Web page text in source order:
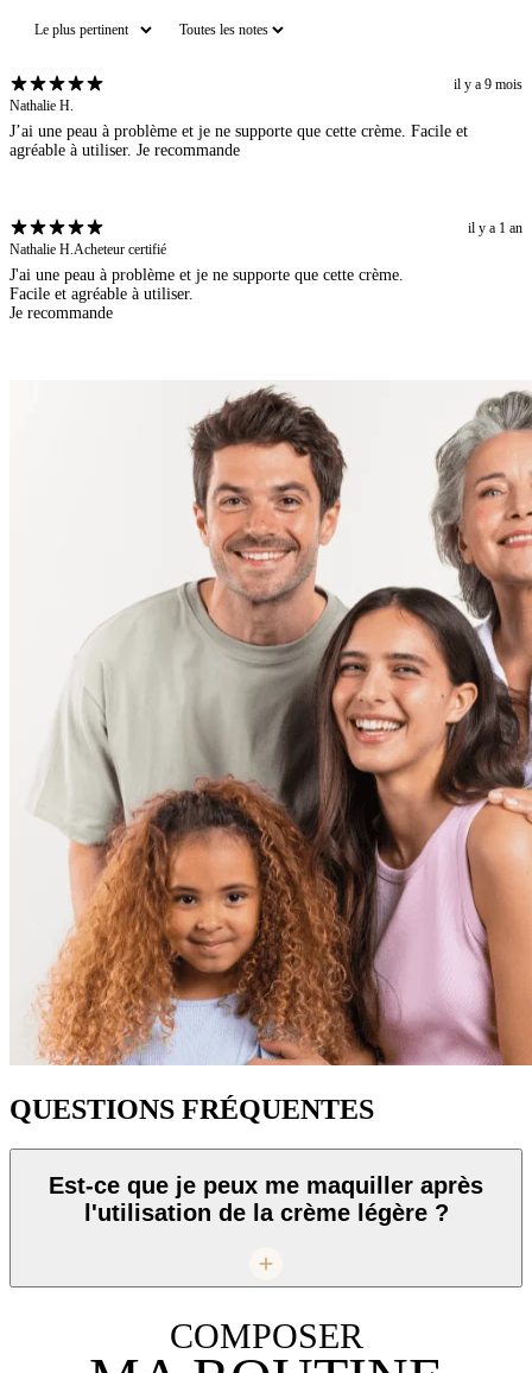
il y a 9 mois
Nathalie H.
J’ai une peau à problème et je ne supporte que cette crème. Facile et
agréable à utiliser. Je recommande
il y a 1 an
Nathalie H. Acheteur certifié
J'ai une peau à problème et je ne supporte que cette crème.
Facile et agréable à utiliser.
Je recommande
QUESTIONS FRÉQUENTES
Est-ce que je peux me maquiller après
l'utilisation de la crème légère ?
COMPOSER